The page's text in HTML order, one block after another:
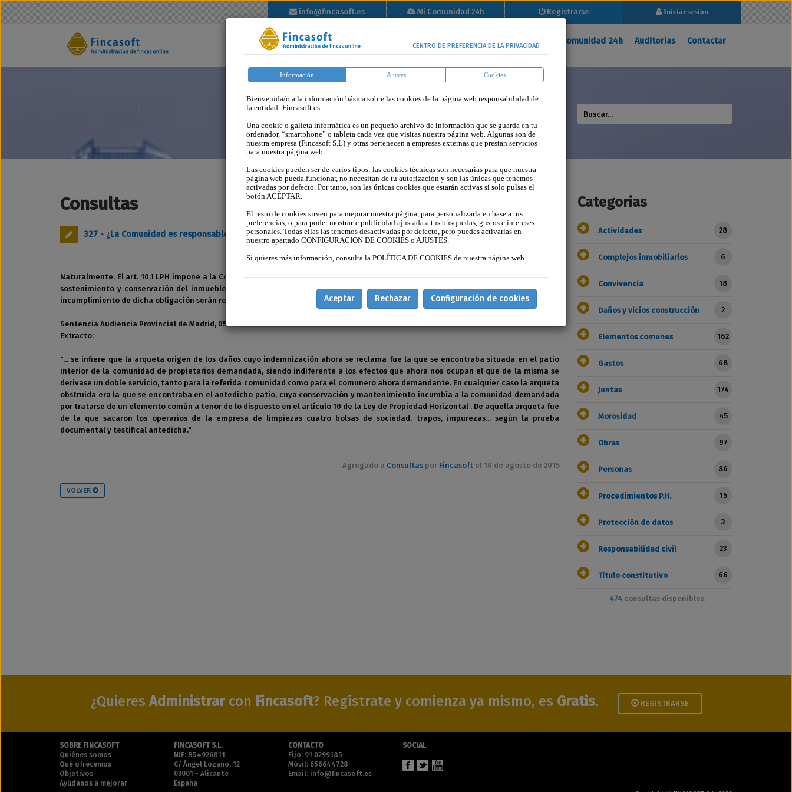
Iniciar sesión
Iniciar sesión
info@fincasoft.es
info@fincasoft.es
Mi Comunidad 24h Registrarse
Registrarse
Inicio
Horizontal
Tutoriales Tarifas Blog Opina Mi Comunidad 24h Auditorias Contactar
Consultas
327 - ¿La Comunidad es responsable de los daños por la obstrucción de una arqueta común?
Naturalmente. El art. 10.1 LPH impone a la Comunidad de Propietarios la obligación de realizar las obras necesarias para el adecuado
sostenimiento y conservación del inmueble y de sus servicios, de manera que los daños que se produzcan como consecuencia del
incumplimiento de dicha obligación serán responsabilidad de la Comunidad.
Sentencia Audiencia Provincial de Madrid, 05-06-2006.
Extracto:
"... se infiere que la arqueta origen de los daños cuyo indemnización ahora se reclama fue la que se encontraba situada en el patio
interior de la comunidad de propietarios demandada, siendo indiferente a los efectos que ahora nos ocupan el que de la misma se
derivase un doble servicio, tanto para la referida comunidad como para el comunero ahora demandante. En cualquier caso la arqueta
obstruida era la que se encontraba en el antedicho patio, cuya conservación y mantenimiento incumbía a la comunidad demandada
por tratarse de un elemento común a tenor de lo dispuesto en el artículo 10 de la Ley de Propiedad Horizontal . De aquella arqueta fue
de la que sacaron los operarios de la empresa de limpiezas cuatro bolsas de sociedad, trapos, impurezas... según la prueba
documental y testifical antedicha."
Agregado a Consultaspor Fincasoftel 10 de agosto de 2015
VOLVER
Categorias
Actividades 28
Complejos inmobiliarios 6
Convivencia 18
Daños y vicios construcción 2
Elementos comunes 162
Gastos 68
Juntas 174
Morosidad 45
Obras 97
Personas 86
Procedimientos P.H. 15
Protección de datos 3
Responsabilidad civil 23
Título constitutivo 66
474consultas disponibles.
¿Quieres Administrarcon Fincasoft? Regístrate y comienza ya mismo, es Gratis. REGISTRARSE
SOBRE FINCASOFT
Quiénes somos
Qué ofrecemos
Objetivos
Ayúdanos a mejorar
FINCASOFT S.L.
NIF: B54926811
C/ Ángel Lozano, 12
03001 - Alicante
España
CONTACTO
Fijo: 91 0299185
Móvil: 656644728
Email: info@fincasoft.es
SOCIAL
CENTRO DE PREFERENCIA DE LA PRIVACIDAD
Información Ajustes Cookies
Bienvenida/o a la información básica sobre las cookies de la página web responsabilidad de
la entidad: Fincasoft.es
Una cookie o galleta informática es un pequeño archivo de información que se guarda en tu
ordenador, “smartphone” o tableta cada vez que visitas nuestra página web. Algunas son de
nuestra empresa (Fincasoft S.L) y otras pertenecen a empresas externas que prestan servicios
para nuestra página web.
Las cookies pueden ser de varios tipos: las cookies técnicas son necesarias para que nuestra
página web pueda funcionar, no necesitan de tu autorización y son las únicas que tenemos
activadas por defecto. Por tanto, son las únicas cookies que estarán activas si solo pulsas el
botón ACEPTAR.
El resto de cookies sirven para mejorar nuestra página, para personalizarla en base a tus
preferencias, o para poder mostrarte publicidad ajustada a tus búsquedas, gustos e intereses
personales. Todas ellas las tenemos desactivadas por defecto, pero puedes activarlas en
nuestro apartado CONFIGURACIÓN DE COOKIES o AJUSTES.
Si quieres más información, consulta la POLÍTICA DE COOKIES de nuestra página web.
Aceptar Rechazar Configuración de cookies